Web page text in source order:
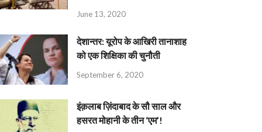
June 13, 2020
देशान्‍तर: यूरोप के आखिरी तानाशाह
को एक शिक्षिका की चुनौती
September 6, 2020
इंक़लाब ज़िंदाबाद के सौ साल और
हसरत मोहानी के तीन ‘एम’!